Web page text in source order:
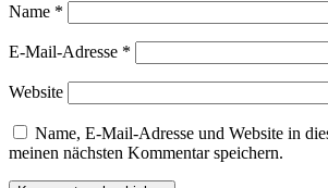
Name *
E-Mail-Adresse *
Website
Name, E-Mail-Adresse und Website in
meinen nächsten Kommentar speichern.